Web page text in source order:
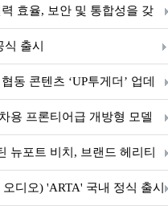
효율, 보안 및 통합성을 갖
공개
출시
동 콘텐츠 ‘UP투게더’ 업데
용 프론티어급 개방형 모델
뉴포트 비치, 브랜드 헤리티
개디오) 'ARTA' 국내 정식 출시